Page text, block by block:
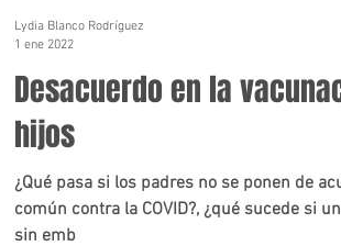
Desacuerdo en la
hijos
¿Qué pasa si los padres no se ponen de
común contra la COVID?, ¿qué sucede si
sin emb
Lydia Blanco Rodríguez
1 ene 2022